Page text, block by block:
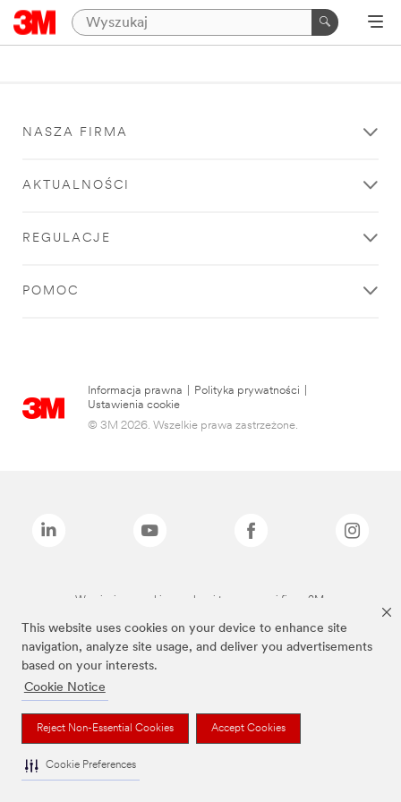
This website uses cookies on your device to enhance site
navigation, analyze site usage, and deliver you advertisements
based on your interests.
Cookie Notice
Reject Non-Essential Cookies Accept Cookies
Cookie Preferences
NASZA FIRMA
AKTUALNOŚCI
REGULACJE
POMOC
Informacja prawna Polityka prywatności
Ustawienia cookie
© 3M 2026. Wszelkie prawa zastrzeżone.
Wymienione marki są znakami towarowymi firmy 3M.